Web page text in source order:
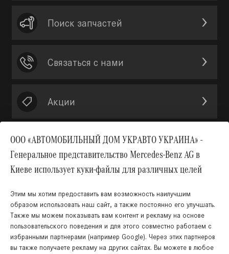
ООО «АВТОМОБИЛЬНЫЙ ДОМ УКРАВТО УКРАИНА» -
Генеральное представительство Mercedes-Benz AG в
Киеве использует куки-файлы для различных целей
Этим мы хотим предоставить вам возможность наилучшим
образом использовать наш сайт, а также постоянно его улучшать.
Также мы можем показывать вам контент и рекламу на основе
пользовательского поведения и для этого совместно работаем с
избранными партнерами (например Google). Через этих партнеров
вы также получаете рекламу на других сайтах. Вы можете в любое
Поиск запчастей
Связаться с нами
Акции
ЗВ'ЯЗКУ